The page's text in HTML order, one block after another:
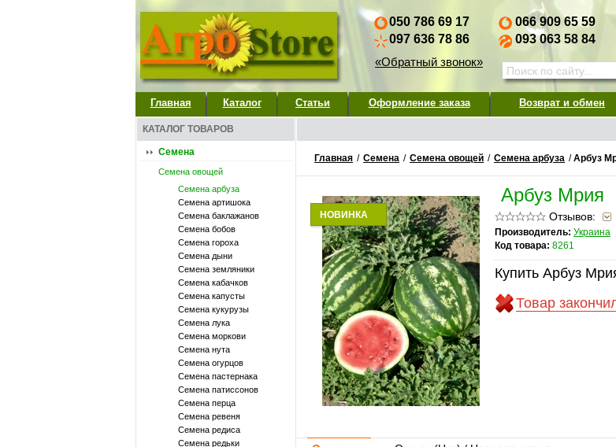
050 786 69 17
097 636 78 86
«Обратный звонок»
066 909 65 59
093 063 58 84
Главная Каталог Статьи Оформление заказа Возврат и обмен
КАТАЛОГ ТОВАРОВ
Семена
Семена овощей
Семена арбуза
Семена артишока
Семена баклажанов
Семена бобов
Семена гороха
Семена дыни
Семена земляники
Семена кабачков
Семена капусты
Семена кукурузы
Семена лука
Семена моркови
Семена нута
Семена огурцов
Семена пастернака
Семена патиссонов
Семена перца
Семена ревеня
Семена редиса
Семена редьки
Главная / Семена / Семена овощей / Семена арбуза /Арбуз
НОВИНКА
Арбуз Мрия
Отзывов:
Производитель: Украина
Код товара: 8261
Купить Арбуз
Товар